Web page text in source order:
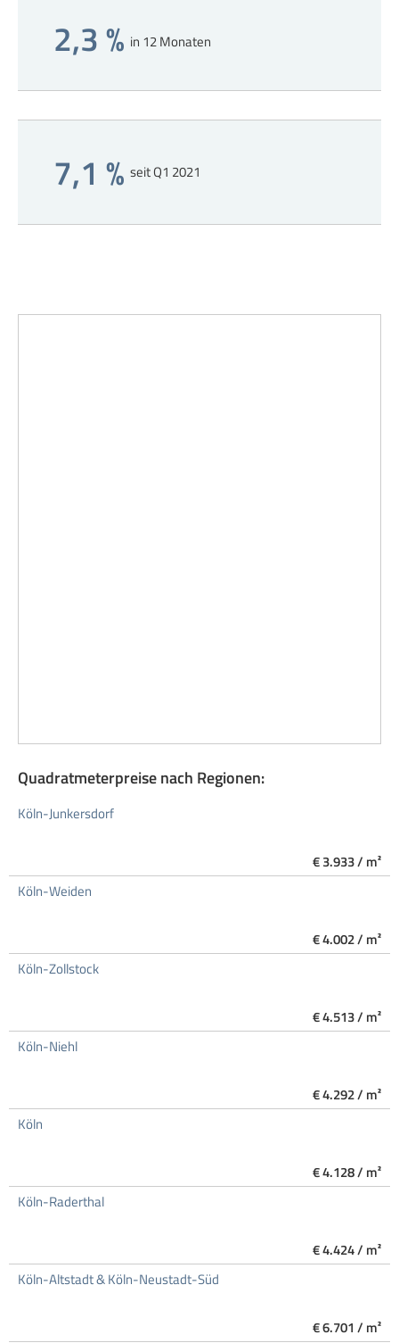
2,3 % in 12 Monaten
7,1 % seit Q1 2021
Quadratmeterpreise nach Regionen:
Köln-Junkersdorf
€ 3.933 / m²
Köln-Weiden
€ 4.002 / m²
Köln-Zollstock
€ 4.513 / m²
Köln-Niehl
€ 4.292 / m²
Köln
€ 4.128 / m²
Köln-Raderthal
€ 4.424 / m²
Köln-Altstadt & Köln-Neustadt-Süd
€ 6.701 / m²